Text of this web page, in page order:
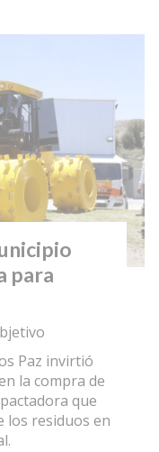
para
Paz invirtió
la compra de
que
los residuos en